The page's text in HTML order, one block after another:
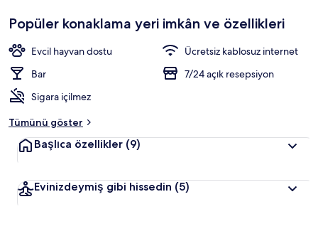
Popüler konaklama yeri imkân ve özellikleri
Evcil hayvan dostu
Ücretsiz kablosuz internet
Bar
7/24 açık resepsiyon
Sigara içilmez
Tümünü göster
Başlıca özellikler (9)
Evinizdeymiş gibi hissedin (5)